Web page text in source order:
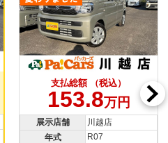
支払総額 （税込）
153.8万円
展示店舗
川越店
年式
R07